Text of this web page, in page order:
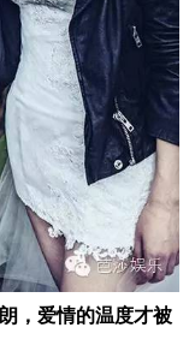
，爱情的温度才被